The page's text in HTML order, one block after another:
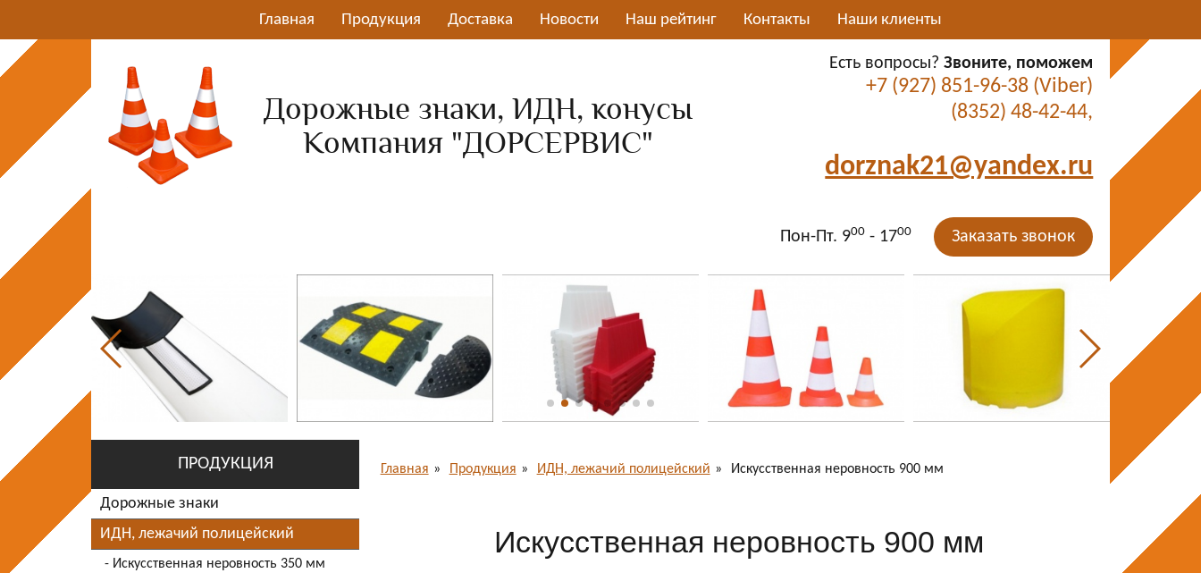
Главная Продукция Доставка Новости Наш рейтинг Контакты Наши клиенты
Дорожные знаки, ИДН, конусы
Компания "ДОРСЕРВИС"
Есть вопросы?Звоните, поможем
+7 (927) 851-96-38 (Viber)
(8352) 48-42-44,
dorznak21@yandex.ru
Пон-Пт. 900 - 1700 Заказать звонок
ПРОДУКЦИЯ
Дорожные знаки
ИДН, лежачий полицейский
Искусственная неровность 350 мм
Главная Продукция ИДН, лежачий полицейский Искусственная неровность 900 мм
Искусственная неровность 900 мм